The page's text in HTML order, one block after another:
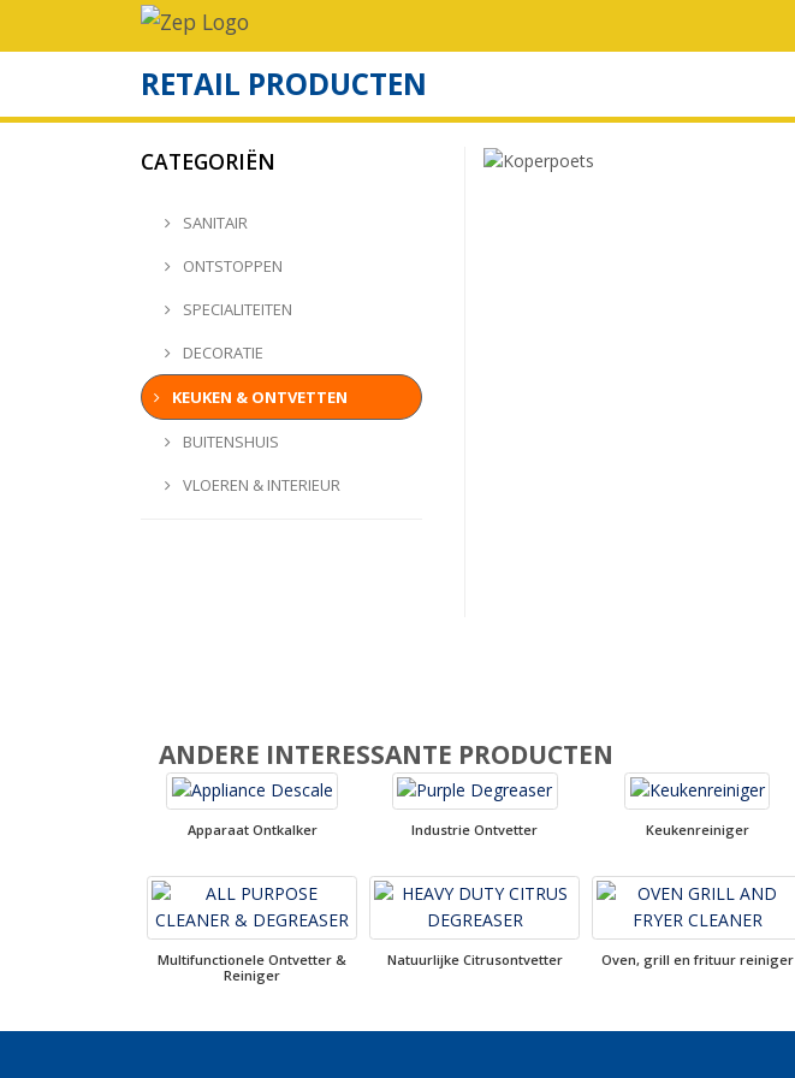
RETAIL PRODUCTEN
CATEGORIËN
SANITAIR
ONTSTOPPEN
SPECIALITEITEN
DECORATIE
KEUKEN & ONTVETTEN
BUITENSHUIS
VLOEREN & INTERIEUR
ANDERE INTERESSANTE PRODUCTEN
Apparaat Ontkalker Industrie Ontvetter Keukenreiniger
Multifunctionele Ontvetter &
Reiniger
Natuurlijke Citrusontvetter Oven, grill en frituur reiniger